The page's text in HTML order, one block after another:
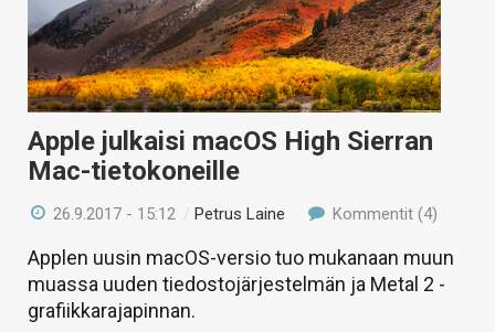
Apple julkaisi macOS High Sierran
Mac-tietokoneille
26.9.2017 - 15:12 /Petrus Laine Kommentit (4)
Applen uusin macOS-versio tuo mukanaan muun
muassa uuden tiedostojärjestelmän ja Metal 2 -
grafiikkarajapinnan.